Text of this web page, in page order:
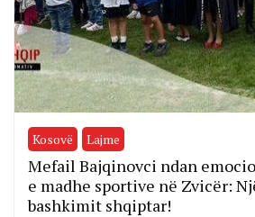
Kosovë Lajme
Mefail Bajqinovci ndan
e madhe sportive në Zvicër:
bashkimit shqiptar!